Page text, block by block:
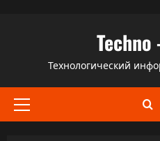
содержимомуТехнологический
Основное